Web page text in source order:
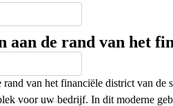
aan de rand van het
van het financiële district van de
voor uw bedrijf. In dit moderne